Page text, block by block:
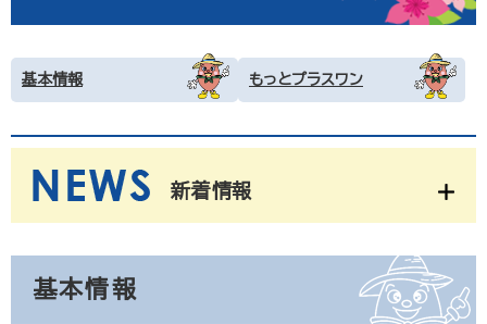
基本情報 もっとプラスワン
新着情報
基本情報